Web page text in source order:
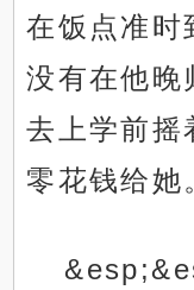
在饭点准时
没有在他晚
去上学前摇
零花钱给她